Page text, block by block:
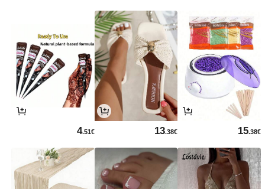
15.38€
13.38€
4.51€